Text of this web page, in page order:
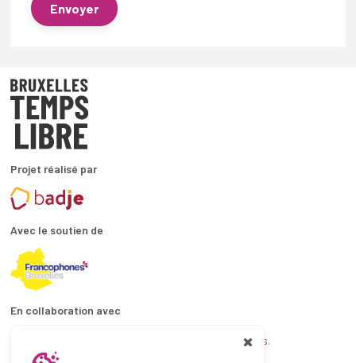
Envoyer
Projet réalisé par
Avec le soutien de
En collaboration avec
et les coordinations ATL bruxelloises.